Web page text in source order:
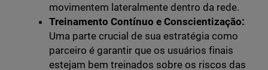
movimentem lateralmente dentro da rede.
Treinamento Contínuo e Conscientização:
Uma parte crucial de sua estratégia como
parceiro é garantir que os usuários finais
estejam bem treinados sobre os riscos das